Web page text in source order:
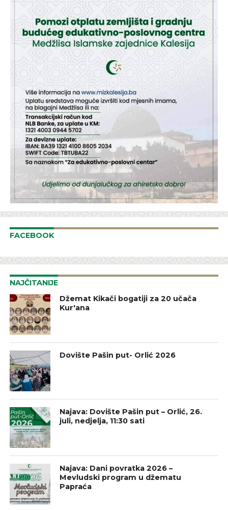
FACEBOOK
NAJČITANIJE
Džemat Kikači bogatiji za 20 učača
Kur'ana
Dovište Pašin put- Orlić 2026
Najava: Dovište Pašin put – Orlić, 26.
juli, nedjelja, 11:30 sati
Najava: Dani povratka 2026 –
Mevludski program u džematu
Papraća